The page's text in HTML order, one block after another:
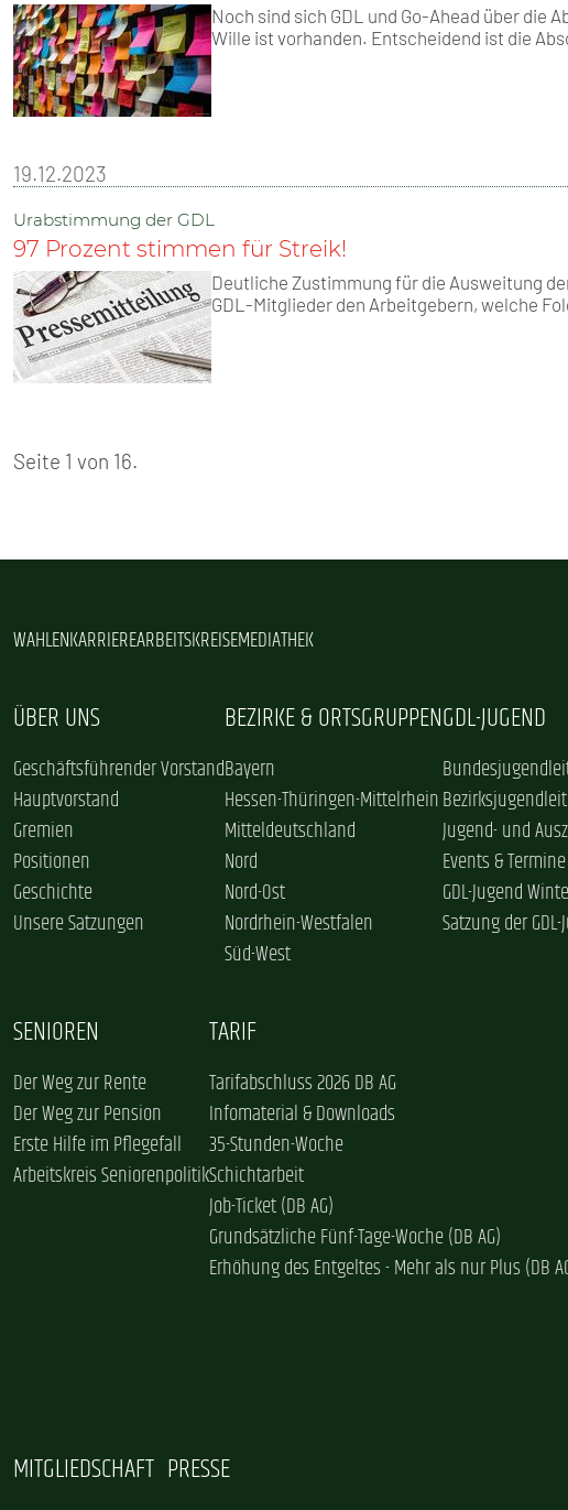
Noch sind sich GDL und Go-Ahead über die
Wille ist vorhanden. Entscheidend ist die
19.12.2023
Urabstimmung der GDL
97 Prozent stimmen für Streik!
Deutliche Zustimmung für die Ausweitung
GDL-Mitglieder den Arbeitgebern, welche
Seite 1 von 16.
WAHLENKARRIEREARBEITSKREISEMEDIATHEK
ÜBER UNS
Geschäftsführender Vorstand
Hauptvorstand
Gremien
Positionen
Geschichte
Unsere Satzungen
BEZIRKE & ORTSGRUPPEN
Bayern
Hessen-Thüringen-Mittelrhein
Mitteldeutschland
Nord
Nord-Ost
Nordrhein-Westfalen
Süd-West
GDL-JUGEND
Jugend- und
Events & Termine
GDL-Jugend
Satzung der
SENIOREN
Der Weg zur Rente
Der Weg zur Pension
Erste Hilfe im Pflegefall
Arbeitskreis Seniorenpolitik
TARIF
Tarifabschluss 2026 DB AG
Infomaterial & Downloads
35-Stunden-Woche
Schichtarbeit
Job-Ticket (DB AG)
Grundsätzliche Fünf-Tage-Woche (DB AG)
Erhöhung des Entgeltes - Mehr als nur Plus (DB
MITGLIEDSCHAFT PRESSE